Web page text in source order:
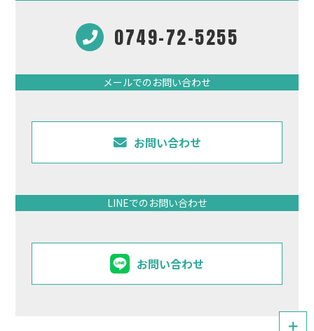
0749-72-5255
メールでのお問い合わせ
お問い合わせ
LINEでのお問い合わせ
お問い合わせ